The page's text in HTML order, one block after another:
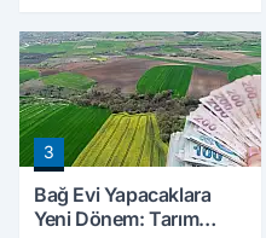
Limit 30 Bin TL Oldu
3
Bağ Evi Yapacaklara
Yeni Dönem: Tarım